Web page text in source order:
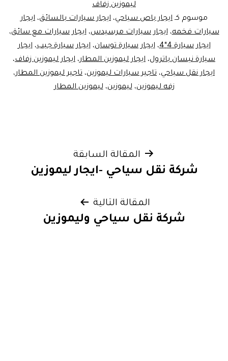
ليموزين زفاف
موسوم كـ ايجار باص سياحي، ايجار سيارات بالسائق، ايجار
سيارات فخمه،ايجار سيارات مرسيدس،ايجار سيارات مع سائق،
ايجار سيارة 4*4
،ايجار سيارة توسان،ايجار سيارة جيب،ايجار
سيارة نيسان باترول، ايجار ليموزين المطار، ايجار ليموزين زفاف،
ايجار نقل سياحي، تاجير سيارات ليموزين، تاجير ليموزين المطار،
زفه ليموزين،ليموزين،ليموزين المطار
المقالات
المقالة السابقة
شركة نقل سياحي -ايجار ليموزين
المقالة التالية
شركة نقل سياحي وليموزين